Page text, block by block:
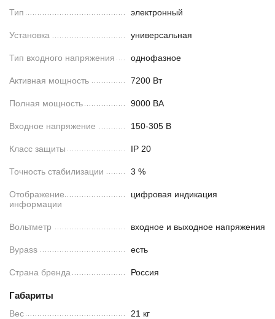
Тип электронный
Установка универсальная
Тип входного напряжения однофазное
Активная мощность 7200 Вт
Полная мощность 9000 ВА
Входное напряжение 150-305 В
Класс защиты IP 20
Точность стабилизации 3 %
Отображение
информации
цифровая индикация
Вольтметр входное и выходное напряжения
Bypass есть
Страна бренда Россия
Габариты
Вес 21 кг